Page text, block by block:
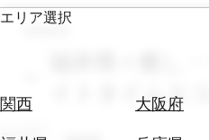
エリア選択
関西 大阪府
エ
search
福井県 × 癒し
イトタイムエ